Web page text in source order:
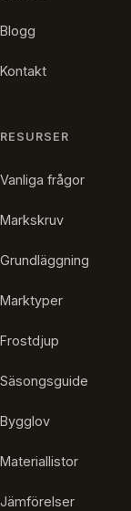
Blogg
Kontakt
RESURSER
Vanliga frågor
Markskruv
Grundläggning
Marktyper
Frostdjup
Säsongsguide
Bygglov
Materiallistor
Jämförelser